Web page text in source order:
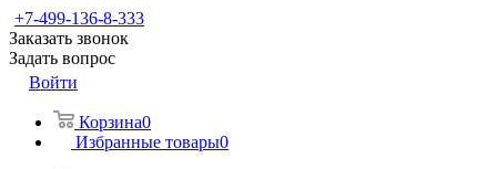
+7-499-136-8-333
Заказать звонок
Задать вопрос
Войти
Корзина0
Избранные товары0